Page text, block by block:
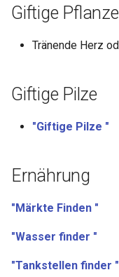
Giftige
Tränende Herz
Giftige Pilze
"Giftige Pilze "
Ernährung
"Märkte Finden "
"Wasser finder "
"Tankstellen finder "